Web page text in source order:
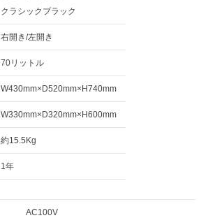
クラシックブラック
右開き/左開き
70リットル
W430mm×D520mm×H740mm
W330mm×D320mm×H600mm
約15.5Kg
1年
AC100V